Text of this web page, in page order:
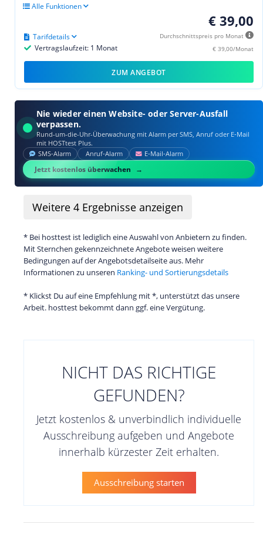
Alle Funktionen
€ 39,00
Durchschnittspreis pro Monat
€ 39,00/Monat
Vertragslaufzeit: 1 Monat
Tarifdetails
ZUM ANGEBOT
Nie wieder einen Website- oder Server-Ausfall
verpassen.
Rund-um-die-Uhr-Überwachung mit Alarm per SMS, Anruf oder E‑Mail
mit HOSTtest Plus.
SMS‑Alarm Anruf‑Alarm E‑Mail‑Alarm
Jetzt kostenlos überwachen
Weitere 4 Ergebnisse anzeigen
* Bei hosttest ist lediglich eine Auswahl von Anbietern zu finden.
Mit Sternchen gekennzeichnete Angebote weisen weitere
Bedingungen auf der Angebotsdetailseite aus. Mehr
Informationen zu unseren Ranking- und Sortierungsdetails
* Klickst Du auf eine Empfehlung mit *, unterstützt das unsere
Arbeit. hosttest bekommt dann ggf. eine Vergütung.
NICHT DAS RICHTIGE
GEFUNDEN?
Jetzt kostenlos & unverbindlich individuelle
Ausschreibung aufgeben und Angebote
innerhalb kürzester Zeit erhalten.
Ausschreibung starten